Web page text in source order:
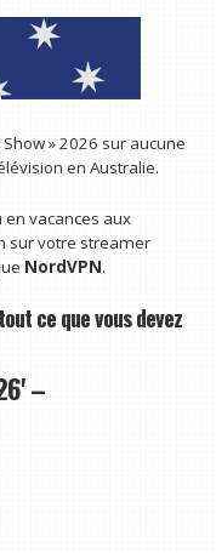
» 2026 sur aucune
en Australie.
vacances aux
sur votre streamer
NordVPN.
ce que vous devez
–